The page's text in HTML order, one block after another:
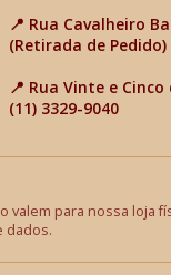
📍 Rua Cavalheiro
(Retirada de Pedido)
📍 Rua Vinte e Cinco
(11) 3329-9040
para nossa loja
dados.